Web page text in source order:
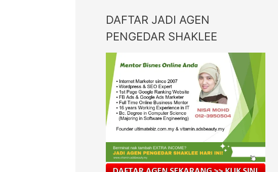
DAFTAR JADI AGEN
PENGEDAR SHAKLEE